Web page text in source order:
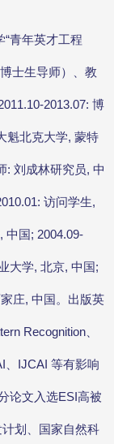
青年英才工程
士生导师）、教
2013.07: 博
魁北克大学, 蒙特
: 刘成林研究员, 中
访问学生,
中国; 2004.09-
大学, 北京, 中国;
庄, 中国。出版英
Recognition、
、IJCAI 等有影响
论文入选ESI高被
划、国家自然科